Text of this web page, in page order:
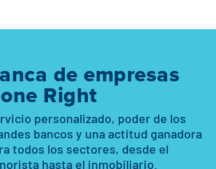
de empresas
Right
personalizado, poder de los
bancos y una actitud ganadora
todos los sectores, desde el
hasta el inmobiliario.